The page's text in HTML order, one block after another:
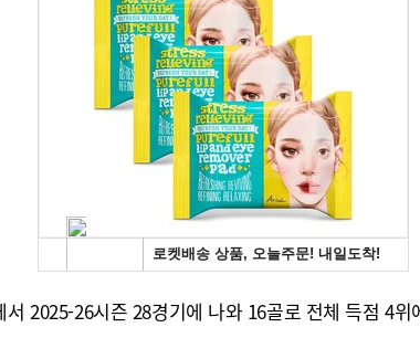
2025-26시즌 28경기에 나와 16골로 전체 득점 4